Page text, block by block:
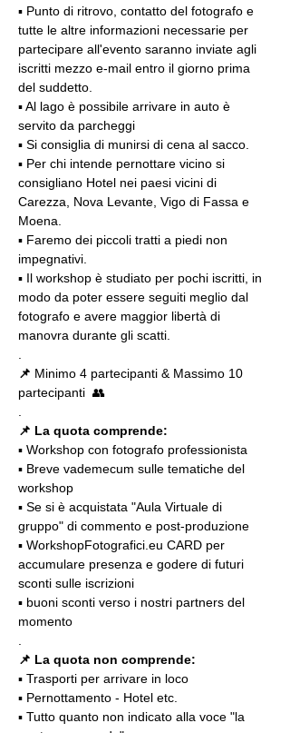
▪️ Punto di ritrovo, contatto del fotografo e
tutte le altre informazioni necessarie per
partecipare all'evento saranno inviate agli
iscritti mezzo e-mail entro il giorno prima
del suddetto.
▪️ Al lago è possibile arrivare in auto è
servito da parcheggi
▪️ Si consiglia di munirsi di cena al sacco.
▪️ Per chi intende pernottare vicino si
consigliano Hotel nei paesi vicini di
Carezza, Nova Levante, Vigo di Fassa e
Moena.
▪ Faremo dei piccoli tratti a piedi non
impegnativi.
▪️ Il workshop è studiato per pochi iscritti, in
modo da poter essere seguiti meglio dal
fotografo e avere maggior libertà di
manovra durante gli scatti.
📌 Minimo 4 partecipanti & Massimo 10
partecipanti  👥
📌 La quota comprende:
▪️ Workshop con fotografo professionista
▪️ Breve vademecum sulle tematiche del
workshop
▪️ Se si è acquistata "Aula Virtuale di
gruppo" di commento e post-produzione
▪️ WorkshopFotografici.eu CARD per
accumulare presenza e godere di futuri
sconti sulle iscrizioni
▪️ buoni sconti verso i nostri partners del
momento
📌 La quota non comprende:
▪️ Trasporti per arrivare in loco
▪️ Pernottamento - Hotel etc.
▪️ Tutto quanto non indicato alla voce "la